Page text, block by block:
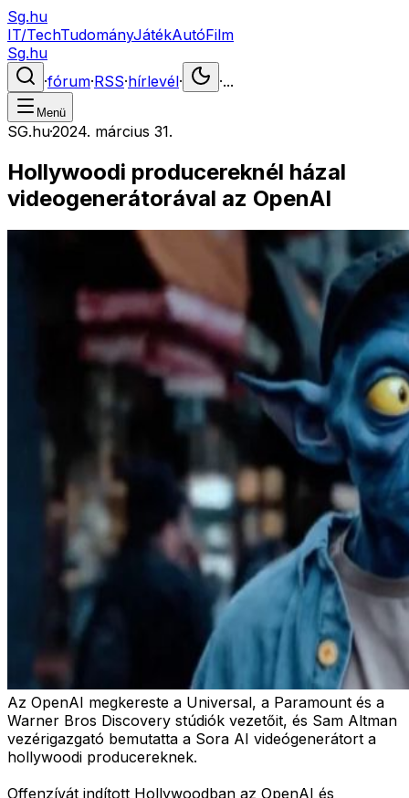
Sg.hu
IT/TechTudományJátékAutóFilm
Sg.hu
·fórum·RSS·hírlevél· ·...
Menü
SG.hu·2024. március 31.
Hollywoodi producereknél házal
videogenerátorával az OpenAI
Az OpenAI megkereste a Universal, a Paramount és a
Warner Bros Discovery stúdiók vezetőit, és Sam Altman
vezérigazgató bemutatta a Sora AI videógenerátort a
hollywoodi producereknek.
Offenzívát indított Hollywoodban az OpenAI és